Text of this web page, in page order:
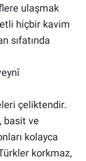
ulaşmak
hiçbir kavim
sıfatında
çeliktendir.
basit ve
kolayca
korkmaz,